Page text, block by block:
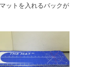
ットを入れるバックが